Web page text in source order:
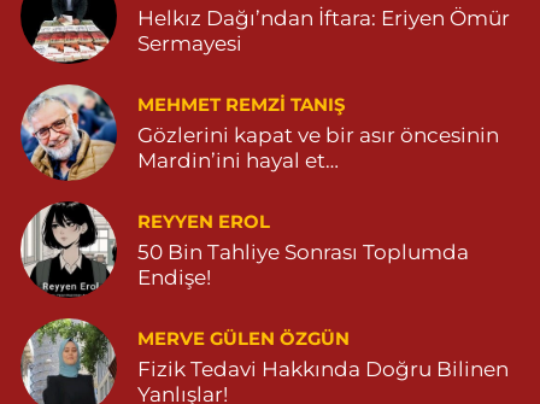
Helkız Dağı’ndan İftara: Eriyen Ömür
Sermayesi
MEHMET REMZI TANIŞ
Gözlerini kapat ve bir asır öncesinin
Mardin’ini hayal et…
REYYEN EROL
50 Bin Tahliye Sonrası Toplumda
Endişe!
MERVE GÜLEN ÖZGÜN
Fizik Tedavi Hakkında Doğru Bilinen
Yanlışlar!